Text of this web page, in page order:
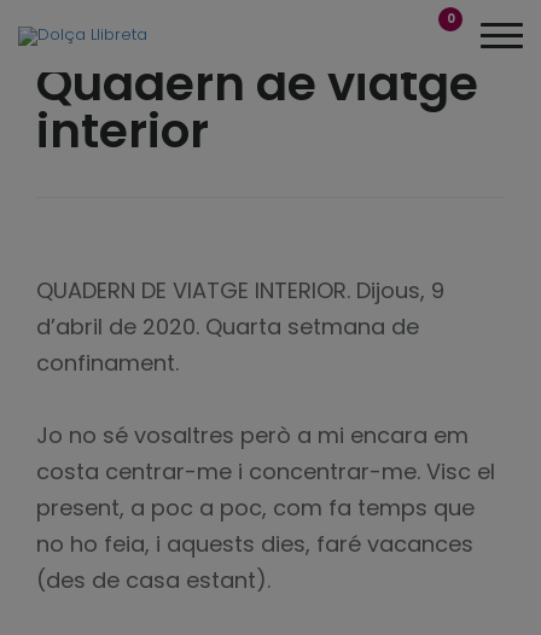
0
Quadern de viatge
interior
QUADERN DE VIATGE INTERIOR. Dijous, 9
d’abril de 2020. Quarta setmana de
confinament.
Jo no sé vosaltres però a mi encara em
costa centrar-me i concentrar-me. Visc el
present, a poc a poc, com fa temps que
no ho feia, i aquests dies, faré vacances
(des de casa estant).